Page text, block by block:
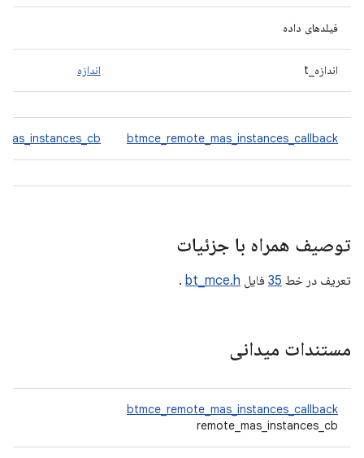
فیلدهای داده
اندازه_t اندازه
btmce_remote_mas_instances_callback
توصیف همراه با جزئیات
تعریف در خط 35 فایل bt_mce.h
.
مستندات میدانی
btmce_remote_mas_instances_callback
remote_mas_instances_cb